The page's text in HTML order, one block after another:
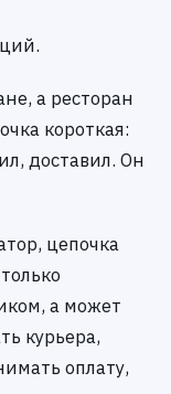
а ресторан
короткая:
доставил. Он
цепочка
а может
курьера,
оплату,